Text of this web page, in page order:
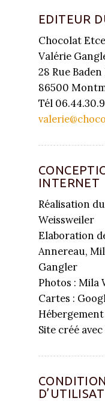
EDITEUR
Chocolat
Valérie
28 Rue
86500
Tél
INTERNET
Réalisation
Weissweiler
Elaboration
Annereau,
Gangler
Photos : Mila
Cartes :
Site créé